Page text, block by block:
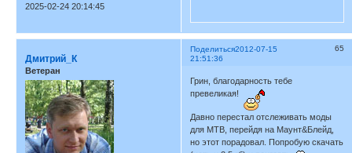
2025-02-24 20:14:45
Поделиться 65
2012-07-15
21:51:36
Дмитрий_К
Ветеран
Грин, благодарность тебе
превеликая!
Давно перестал отслеживать моды
для МТВ, перейдя на Маунт&Блейд,
но этот порадовал. Попробую скачать